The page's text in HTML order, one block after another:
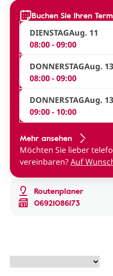
Routenplaner
06921086173
Buchen Sie Ihren
DIENSTAGAug. 11
08:00 - 09:00
DONNERSTAGAug. 13
08:00 - 09:00
DONNERSTAGAug. 13
09:00 - 10:00
Mehr ansehen
Möchten Sie lieber
vereinbaren?Auf